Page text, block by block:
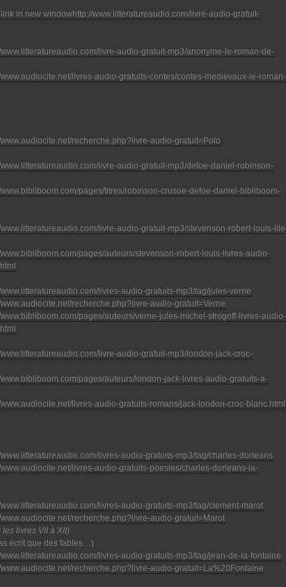
http://www.litteratureaudio.com/livre-audio-gratuit-
www.litteratureaudio.com/livre-audio-gratuit-mp3/anonyme-le-roman-de-
www.audiocite.net/livres-audio-gratuits-contes/contes-medievaux-le-roman-
www.audiocite.net/recherche.php?livre-audio-gratuit=Polo
www.litteratureaudio.com/livre-audio-gratuit-mp3/defoe-daniel-robinson-
www.bibliboom.com/pages/titres/robinson-crusoe-defoe-daniel-bibliboom-
www.litteratureaudio.com/livre-audio-gratuit-mp3/stevenson-robert-louis-
www.bibliboom.com/pages/auteurs/stevenson-robert-louis-livres-audio-
www.litteratureaudio.com/livres-audio-gratuits-mp3/tag/jules-verne
www.audiocite.net/recherche.php?livre-audio-gratuit=Verne
www.bibliboom.com/pages/auteurs/verne-jules-michel-strogoff-livres-audio-
www.litteratureaudio.com/livre-audio-gratuit-mp3/london-jack-croc-
www.bibliboom.com/pages/auteurs/london-jack-livres-audio-gratuits-a-
www.audiocite.net/livres-audio-gratuits-romans/jack-london-croc-blanc.html
www.litteratureaudio.com/livres-audio-gratuits-mp3/tag/charles-dorleans
www.audiocite.net/livres-audio-gratuits-poesies/charles-dorleans-la-
www.litteratureaudio.com/livres-audio-gratuits-mp3/tag/clement-marot
www.audiocite.net/recherche.php?livre-audio-gratuit=Marot
livres VII à XII)
écrit que des fables…)
www.litteratureaudio.com/livres-audio-gratuits-mp3/tag/jean-de-la-fontaine
www.audiocite.net/recherche.php?livre-audio-gratuit=La%20Fontaine